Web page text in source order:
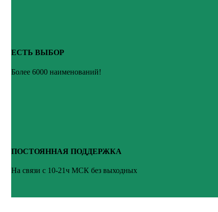
ЕСТЬ ВЫБОР
Более 6000 наименований!
ПОСТОЯННАЯ ПОДДЕРЖКА
На связи с 10-21ч МСК без выходных